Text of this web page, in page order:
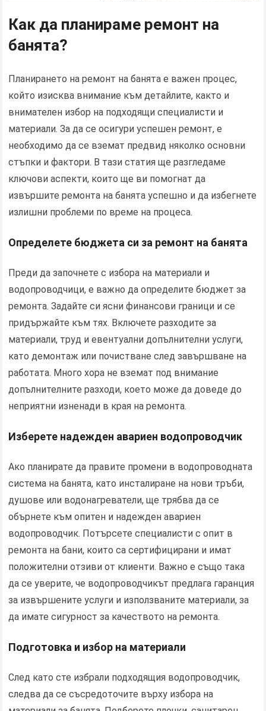
Как да планираме ремонт на
банята?
Планирането на ремонт на банята е важен процес,
който изисква внимание към детайлите, както и
внимателен избор на подходящи специалисти и
материали. За да се осигури успешен ремонт, е
необходимо да се вземат предвид няколко основни
стъпки и фактори. В тази статия ще разгледаме
ключови аспекти, които ще ви помогнат да
извършите ремонта на банята успешно и да избегнете
излишни проблеми по време на процеса.
Определете бюджета си за ремонт на банята
Преди да започнете с избора на материали и
водопроводчици, е важно да определите бюджет за
ремонта. Задайте си ясни финансови граници и се
придържайте към тях. Включете разходите за
материали, труд и евентуални допълнителни услуги,
като демонтаж или почистване след завършване на
работата. Много хора не вземат под внимание
допълнителните разходи, което може да доведе до
неприятни изненади в края на ремонта.
Изберете надежден авариен водопроводчик
Ако планирате да правите промени в водопроводната
система на банята, като инсталиране на нови тръби,
душове или водонагреватели, ще трябва да се
обърнете към опитен и надежден авариен
водопроводчик. Потърсете специалисти с опит в
ремонта на бани, които са сертифицирани и имат
положителни отзиви от клиенти. Важно е също така
да се уверите, че водопроводчикът предлага гаранция
за извършените услуги и използваните материали, за
да имате сигурност за качеството на ремонта.
Подготовка и избор на материали
След като сте избрали подходящия водопроводчик,
следва да се съсредоточите върху избора на